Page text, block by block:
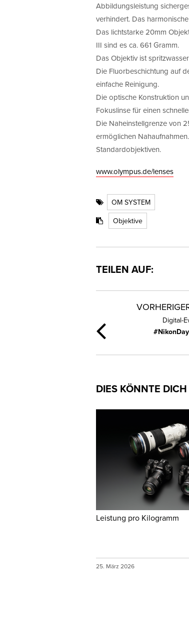
Abbildungsleistung
verhindert. Das
Das lichtstarke 20mm
III sind es ca. 661 Gramm.
Das Objektiv ist
Die Fluorbeschichtung auf
einfache Reinigung.
Die optische Konstruktion
Fokuslinse für einen
Die Naheinstellgrenze von
ermöglichen
Standardobjektiven.
www.olympus.de/lenses
OM SYSTEM
Objektive
TEILEN AUF:
Digital-
DIES KÖNNTE
Leistung pro Kilogramm
25. März 2026